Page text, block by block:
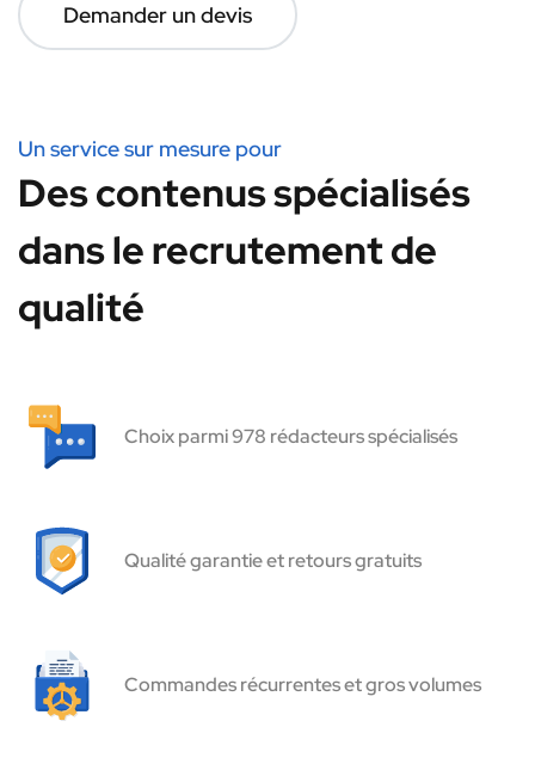
Demander un devis
Un service sur mesure pour
Des contenus spécialisés
dans le recrutement de
qualité
Choix parmi 978 rédacteurs spécialisés
Qualité garantie et retours gratuits
Commandes récurrentes et gros volumes